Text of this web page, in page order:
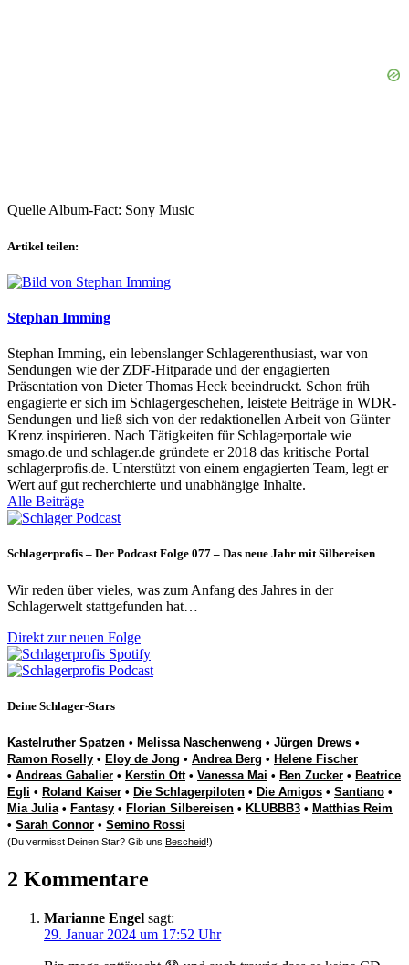
Quelle Album-Fact: Sony Music
Artikel teilen:
Stephan Imming
Stephan Imming, ein lebenslanger Schlagerenthusiast, war von
Sendungen wie der ZDF-Hitparade und der engagierten
Präsentation von Dieter Thomas Heck beeindruckt. Schon früh
engagierte er sich im Schlagergeschehen, leistete Beiträge in WDR-
Sendungen und ließ sich von der redaktionellen Arbeit von Günter
Krenz inspirieren. Nach Tätigkeiten für Schlagerportale wie
smago.de und schlager.de gründete er 2018 das kritische Portal
schlagerprofis.de. Unterstützt von einem engagierten Team, legt er
Wert auf gut recherchierte und unabhängige Inhalte.
Alle Beiträge
Schlagerprofis – Der Podcast Folge 077 – Das neue Jahr mit Silbereisen
Wir reden über vieles, was zum Anfang des Jahres in der
Schlagerwelt stattgefunden hat…
Direkt zur neuen Folge
Deine Schlager-Stars
Kastelruther Spatzen • Melissa Naschenweng • Jürgen Drews •
Ramon Roselly • Eloy de Jong • Andrea Berg • Helene Fischer
• Andreas Gabalier • Kerstin Ott• Vanessa Mai • Ben Zucker • Beatrice
Egli • Roland Kaiser • Die Schlagerpiloten • Die Amigos • Santiano •
Mia Julia• Fantasy • Florian Silbereisen • KLUBBB3 • Matthias Reim
• Sarah Connor • Semino Rossi
(Du vermisst Deinen Star? Gib uns Bescheid!)
2 Kommentare
Marianne Engel sagt:
29. Januar 2024 um 17:52 Uhr